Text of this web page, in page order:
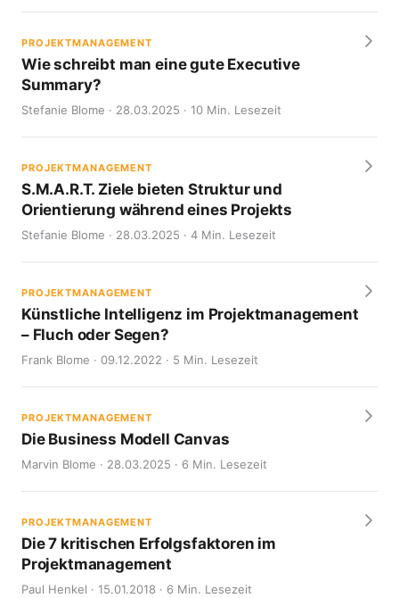
PROJEKTMANAGEMENT
Wie schreibt man eine gute Executive
Summary?
Stefanie Blome · 28.03.2025 · 10 Min. Lesezeit
PROJEKTMANAGEMENT
S.M.A.R.T. Ziele bieten Struktur und
Orientierung während eines Projekts
Stefanie Blome · 28.03.2025 · 4 Min. Lesezeit
PROJEKTMANAGEMENT
Künstliche Intelligenz im Projektmanagement
– Fluch oder Segen?
Frank Blome · 09.12.2022 · 5 Min. Lesezeit
PROJEKTMANAGEMENT
Die Business Modell Canvas
Marvin Blome · 28.03.2025 · 6 Min. Lesezeit
PROJEKTMANAGEMENT
Die 7 kritischen Erfolgsfaktoren im
Projektmanagement
Paul Henkel · 15.01.2018 · 6 Min. Lesezeit